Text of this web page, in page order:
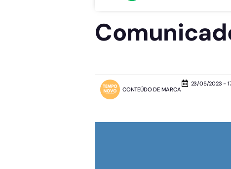
CONTEÚDO DE MARCA
23/05/2023 -